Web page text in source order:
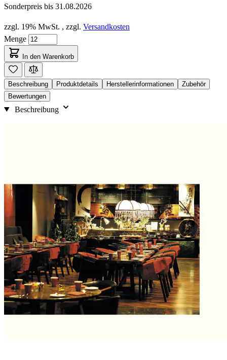
Sonderpreis bis 31.08.2026
zzgl. 19% MwSt. , zzgl. Versandkosten
Menge
In den Warenkorb
Beschreibung Produktdetails Herstellerinformationen
Zubehör
Bewertungen
Beschreibung